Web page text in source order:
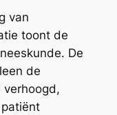
van
toont de
De
de